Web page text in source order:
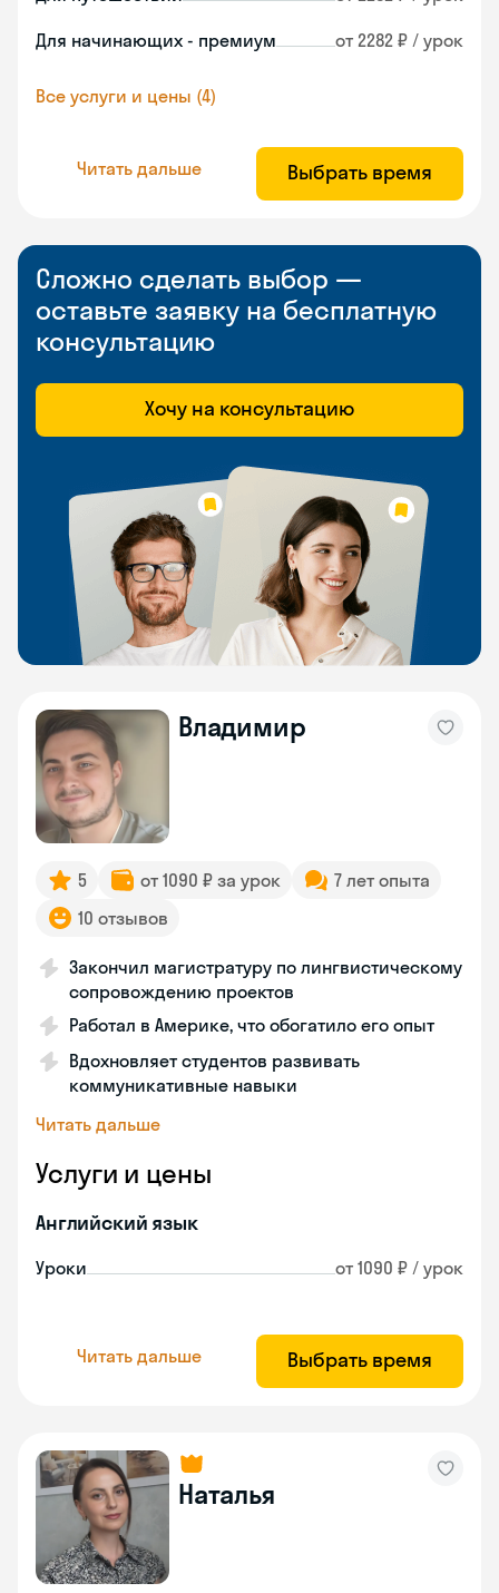
Для начинающих - премиум от 2282 ₽ / урок
Все услуги и цены (4)
Читать дальше Выбрать время
Сложно сделать выбор —
оставьте заявку на бесплатную
консультацию
Хочу на консультацию
Владимир
5 от 1090 ₽ за урок
7 лет опыта
10 отзывов
Закончил магистратуру по лингвистическому
сопровождению проектов
Работал в Америке, что обогатило его опыт
Вдохновляет студентов развивать
коммуникативные навыки
Читать дальше
Услуги и цены
Английский язык
Уроки от 1090 ₽ / урок
Читать дальше Выбрать время
Наталья